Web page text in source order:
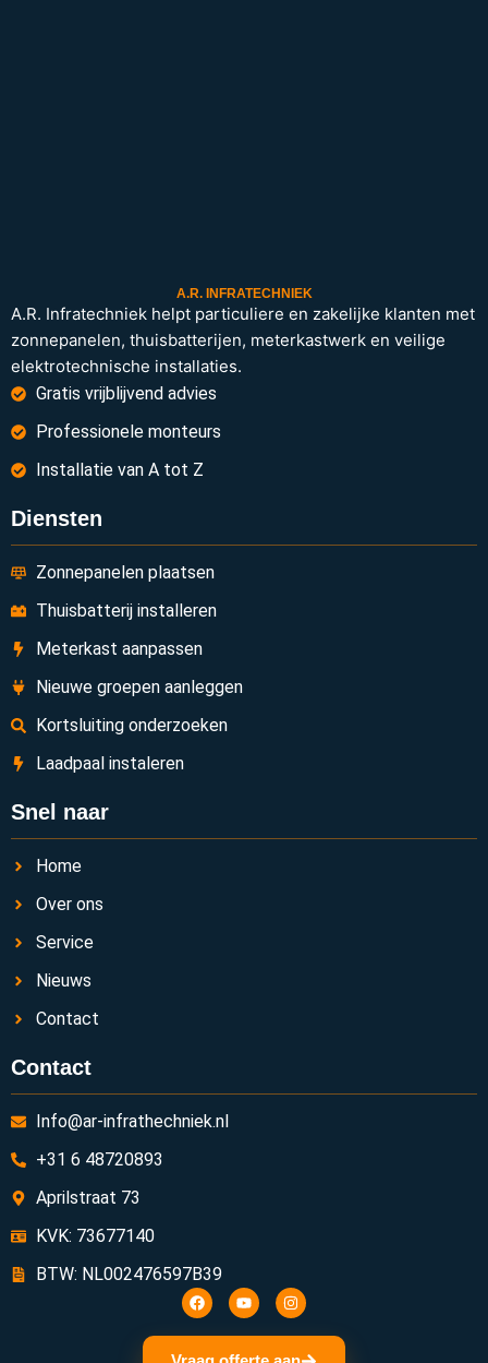
A.R. INFRATECHNIEK
A.R. Infratechniek helpt particuliere en zakelijke klanten met
zonnepanelen, thuisbatterijen, meterkastwerk en veilige
elektrotechnische installaties.
Gratis vrijblijvend advies
Professionele monteurs
Installatie van A tot Z
Diensten
Zonnepanelen plaatsen
Thuisbatterij installeren
Meterkast aanpassen
Nieuwe groepen aanleggen
Kortsluiting onderzoeken
Laadpaal instaleren
Snel naar
Home
Over ons
Service
Nieuws
Contact
Contact
Info@ar-infrathechniek.nl
+31 6 48720893
Aprilstraat 73
KVK: 73677140
BTW: NL002476597B39